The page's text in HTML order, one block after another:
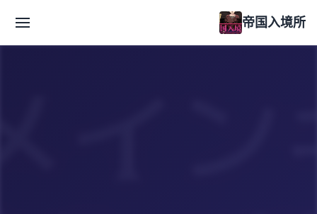
帝国入境所